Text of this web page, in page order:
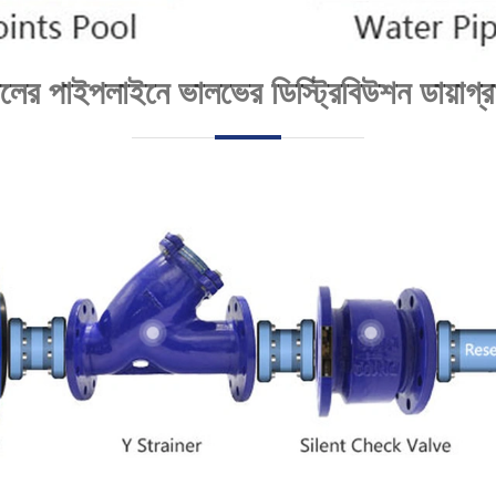
পাইপলাইনে ভালভের ডিস্ট্রিবিউশন